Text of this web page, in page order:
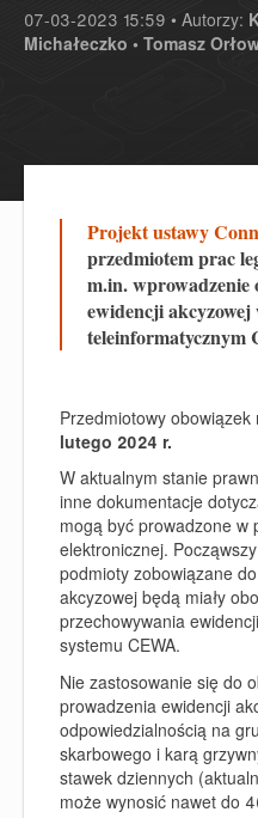
07-03-2023 15:59 • Autorzy:
Michałeczko • Tomasz
Projekt ustawy
przedmiotem prac
m.in. wprowadzenie
ewidencji
teleinformatycznym
Przedmiotowy
lutego 2024 r.
W aktualnym stanie
inne dokumentacje
mogą być prowadzone w
elektronicznej.
podmioty zobowiązane
akcyzowej będą miały
przechowywania
systemu CEWA.
Nie zastosowanie się do
prowadzenia ewidencji
odpowiedzialnością na
skarbowego i karą
stawek dziennych
może wynosić nawet do